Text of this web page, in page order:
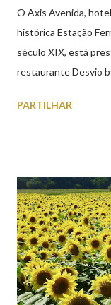
O Axis Avenida,
histórica Estação
século XIX, está
restaurante Desvio
peças históricas
PARTILHAR